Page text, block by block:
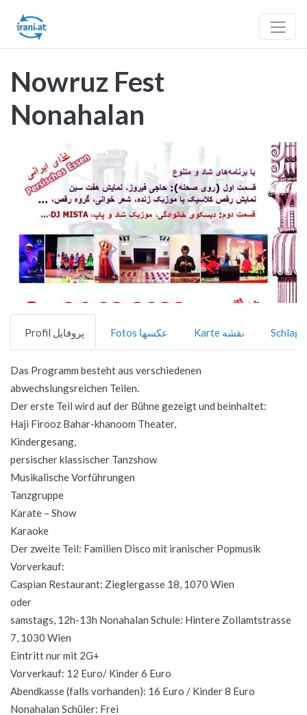
Nowruz Fest
Nonahalan
Vorheriges
Profil پروفایل Fotos عکسها Karte نقشه
Das Programm besteht aus verschiedenen
abwechslungsreichen Teilen.
Der erste Teil wird auf der Bühne gezeigt und beinhaltet:
Haji Firooz Bahar-khanoom Theater,
Kindergesang,
persischer klassischer Tanzshow
Musikalische Vorführungen
Tanzgruppe
Karate – Show
Karaoke
Der zweite Teil: Familien Disco mit iranischer Popmusik
Vorverkauf:
Caspian Restaurant: Zieglergasse 18, 1070 Wien
oder
samstags, 12h-13h Nonahalan Schule: Hintere Zollamtstrasse
7, 1030 Wien
Eintritt nur mit 2G+
Vorverkauf: 12 Euro/ Kinder 6 Euro
Abendkasse (falls vorhanden): 16 Euro / Kinder 8 Euro
Nonahalan Schüler: Frei